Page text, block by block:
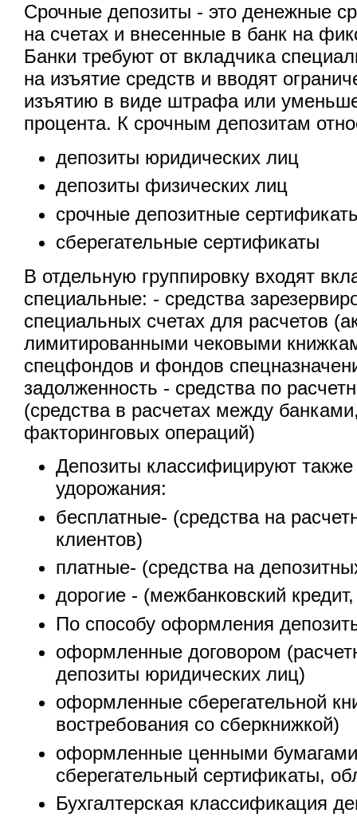
Срочные депозиты - это денежные
на счетах и внесенные в банк на
Банки требуют от вкладчика
на изъятие средств и вводят
изъятию в виде штрафа или
процента. К срочным депозитам
депозиты юридических лиц
депозиты физических лиц
срочные депозитные
сберегательные сертификаты
В отдельную группировку входят
специальные: - средства
специальных счетах для расчетов
лимитированными чековыми
спецфондов и фондов
задолженность - средства по
(средства в расчетах между
факторинговых операций)
Депозиты классифицируют также
удорожания:
бесплатные- (средства на
клиентов)
платные- (средства на
дорогие - (межбанковский
По способу оформления
оформленные договором
депозиты юридических лиц)
оформленные сберегательной
востребования со сберкнижкой)
оформленные ценными
сберегательный сертификаты,
Бухгалтерская классификация